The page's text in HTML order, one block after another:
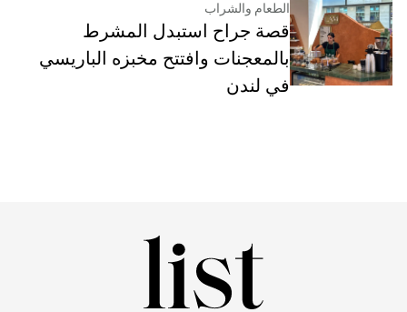
الطعام والشراب
قصة جراح استبدل المشرط
بالمعجنات وافتتح مخبزه الباريسي
في لندن